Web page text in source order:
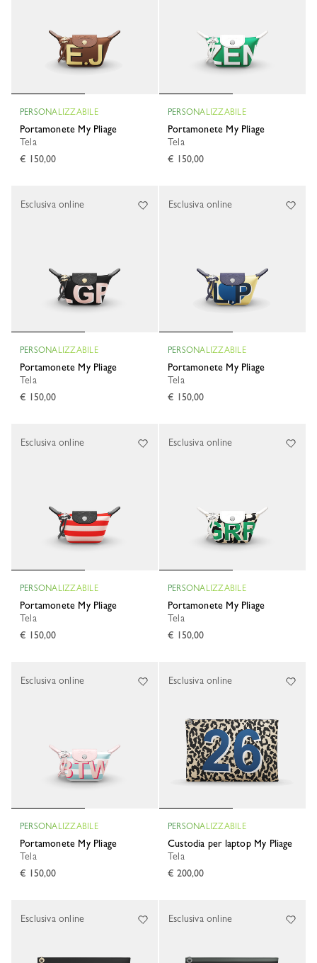
PERSONALIZZABILE
Portamonete My Pliage
Tela
€ 150,00
PERSONALIZZABILE
Portamonete My Pliage
Tela
€ 150,00
PERSONALIZZABILE
Portamonete My Pliage
Tela
€ 150,00
Esclusiva online
PERSONALIZZABILE
Portamonete My Pliage
Tela
€ 150,00
Esclusiva online
PERSONALIZZABILE
Portamonete My Pliage
Tela
€ 150,00
Esclusiva online
PERSONALIZZABILE
Portamonete My Pliage
Tela
€ 150,00
Esclusiva online
PERSONALIZZABILE
Portamonete My Pliage
Tela
€ 150,00
Esclusiva online
PERSONALIZZABILE
Custodia per laptop My Pliage
Tela
€ 200,00
Esclusiva online
Esclusiva online Esclusiva online